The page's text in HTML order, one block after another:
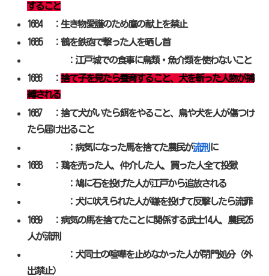
すること
1684 ：生き物愛護のため鷹の献上を禁止
1685 ：鶴を鉄砲で撃った人を晒し首
：江戸城での食事に鳥類・魚介類を使わないこと
1686 ：捨て子を見たら養育すること、犬を斬った人物が捕
縛される
1687 ：捨て犬がいたら餌をやること、鳥や犬を人が傷つけ
たら届け出ること
：病気になった馬を捨てた農民が流刑 に
1688 ：鶏を売った人、仲介した人、買った人全て投獄
：鳩に石を投げた人が江戸から追放される
：犬に吠えられた人が鎌を投げて反撃したら流罪
1689 ：病気の馬を捨てたことに関係する武士14人、農民25
人が流刑
：犬同士の喧嘩を止めなかった人が閉門処分（外
出禁止）